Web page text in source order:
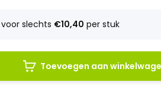
voor slechts €10,40 per stuk
Toevoegen aan